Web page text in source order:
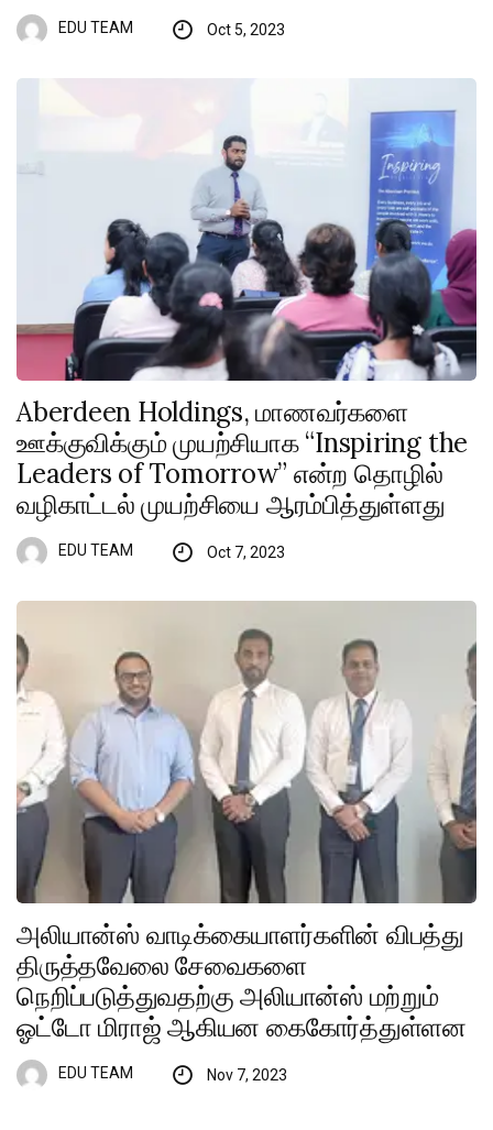
EDU TEAM Oct 5, 2023
Aberdeen Holdings, மாணவர்களை
ஊக்குவிக்கும் முயற்சியாக “Inspiring the
Leaders of Tomorrow” என்ற தொழில்
வழிகாட்டல் முயற்சியை ஆரம்பித்துள்ளது
EDU TEAM Oct 7, 2023
அலியான்ஸ் வாடிக்கையாளர்களின் விபத்து
திருத்தவேலை சேவைகளை
நெறிப்படுத்துவதற்கு அலியான்ஸ் மற்றும்
ஓட்டோ மிராஜ் ஆகியன கைகோர்த்துள்ளன
EDU TEAM Nov 7, 2023